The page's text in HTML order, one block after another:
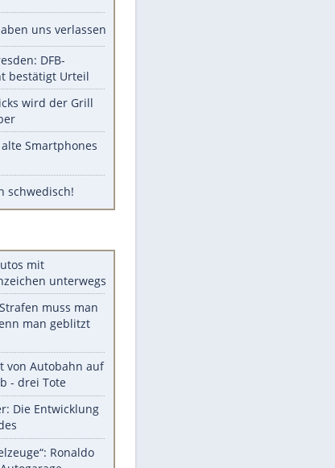
Unsere Themen-Highlights
Russland-Sanktionen
Diese Stars wollen keinen
Nachwuchs
Randale in Dresden: DFB-
Bundesgericht bestätigt Urteil
ruckzuck sauber